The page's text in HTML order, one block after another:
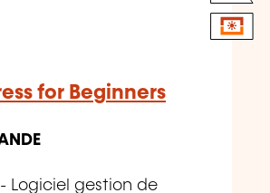
for Beginners
Logiciel gestion de